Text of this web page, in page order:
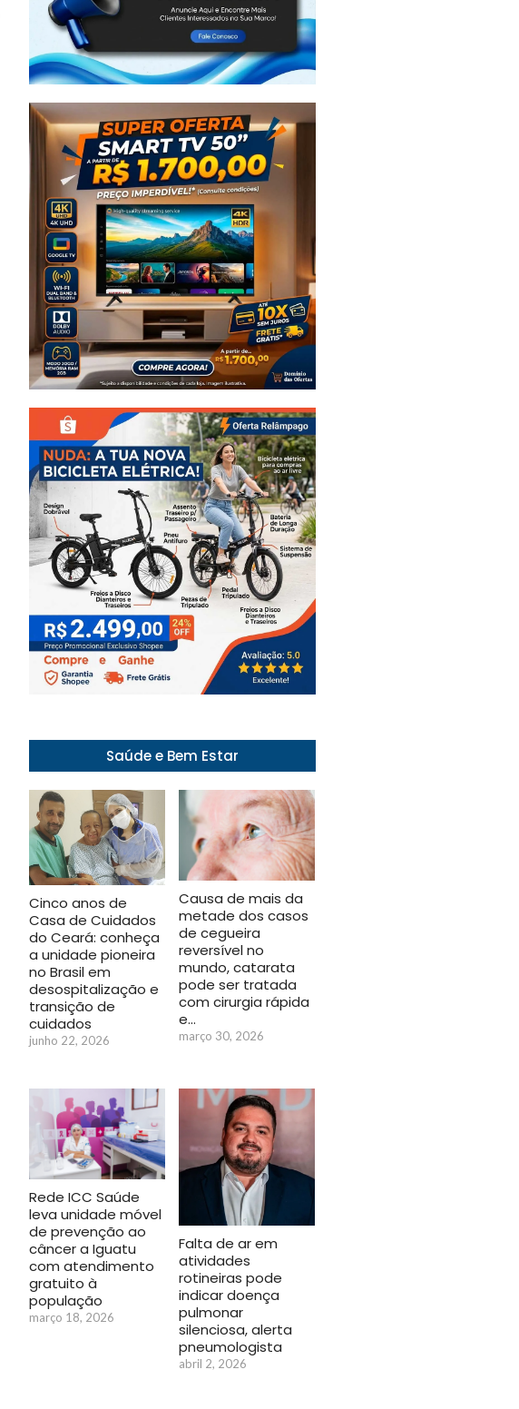
Saúde e Bem Estar
Cinco anos de
Casa de Cuidados
do Ceará: conheça
a unidade pioneira
no Brasil em
desospitalização e
transição de
cuidados
junho 22, 2026
Causa de mais da
metade dos casos
de cegueira
reversível no
mundo, catarata
pode ser tratada
com cirurgia rápida
e…
março 30, 2026
Rede ICC Saúde
leva unidade móvel
de prevenção ao
câncer a Iguatu
com atendimento
gratuito à
população
março 18, 2026
Falta de ar em
atividades
rotineiras pode
indicar doença
pulmonar
silenciosa, alerta
pneumologista
abril 2, 2026